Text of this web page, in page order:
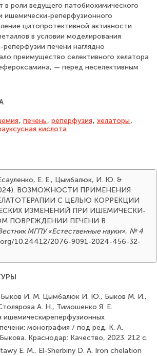
в роли ведущего патобиохимического
ишемически-реперфузионного
цитопротективной активности
в условии моделирования
печени наглядно
преимущество селективного хелатора
— перед неселективным
, печень, реперфузия, хелаторы,
кислота
Е. Е., Цымбалюк, И. Ю. &
ВОЗМОЖНОСТИ ПРИМЕНЕНИЯ
С ЦЕЛЬЮ КОРРЕКЦИИ
ИЗМЕНЕНИЙ ПРИ ИШЕМИЧЕСКИ-
ПОВРЕЖДЕНИИ ПЕЧЕНИ В
МГПУ «Естественные науки», № 4
10.24412/2076-9091-2024-456-32-
Быков И. М. Цымбалюк И. Ю., Быков М. И.,
А. Н., Тимошенко Я. Е.
ишемическиреперфузионных
монография / под ред. К. А.
Краснодар: Качество, 2023. 212 с.
E. M., El-Sherbiny D. A. Iron chelation